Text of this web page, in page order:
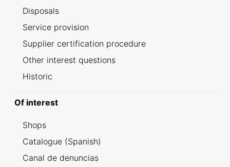
Disposals
Service provision
Supplier certification procedure
Other interest questions
Historic
Of interest
Shops
Catalogue (Spanish)
Canal de denuncias